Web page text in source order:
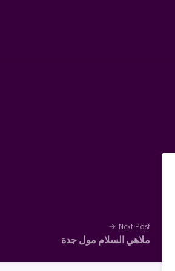
Next Post
→
ملاهي السلام مول جدة